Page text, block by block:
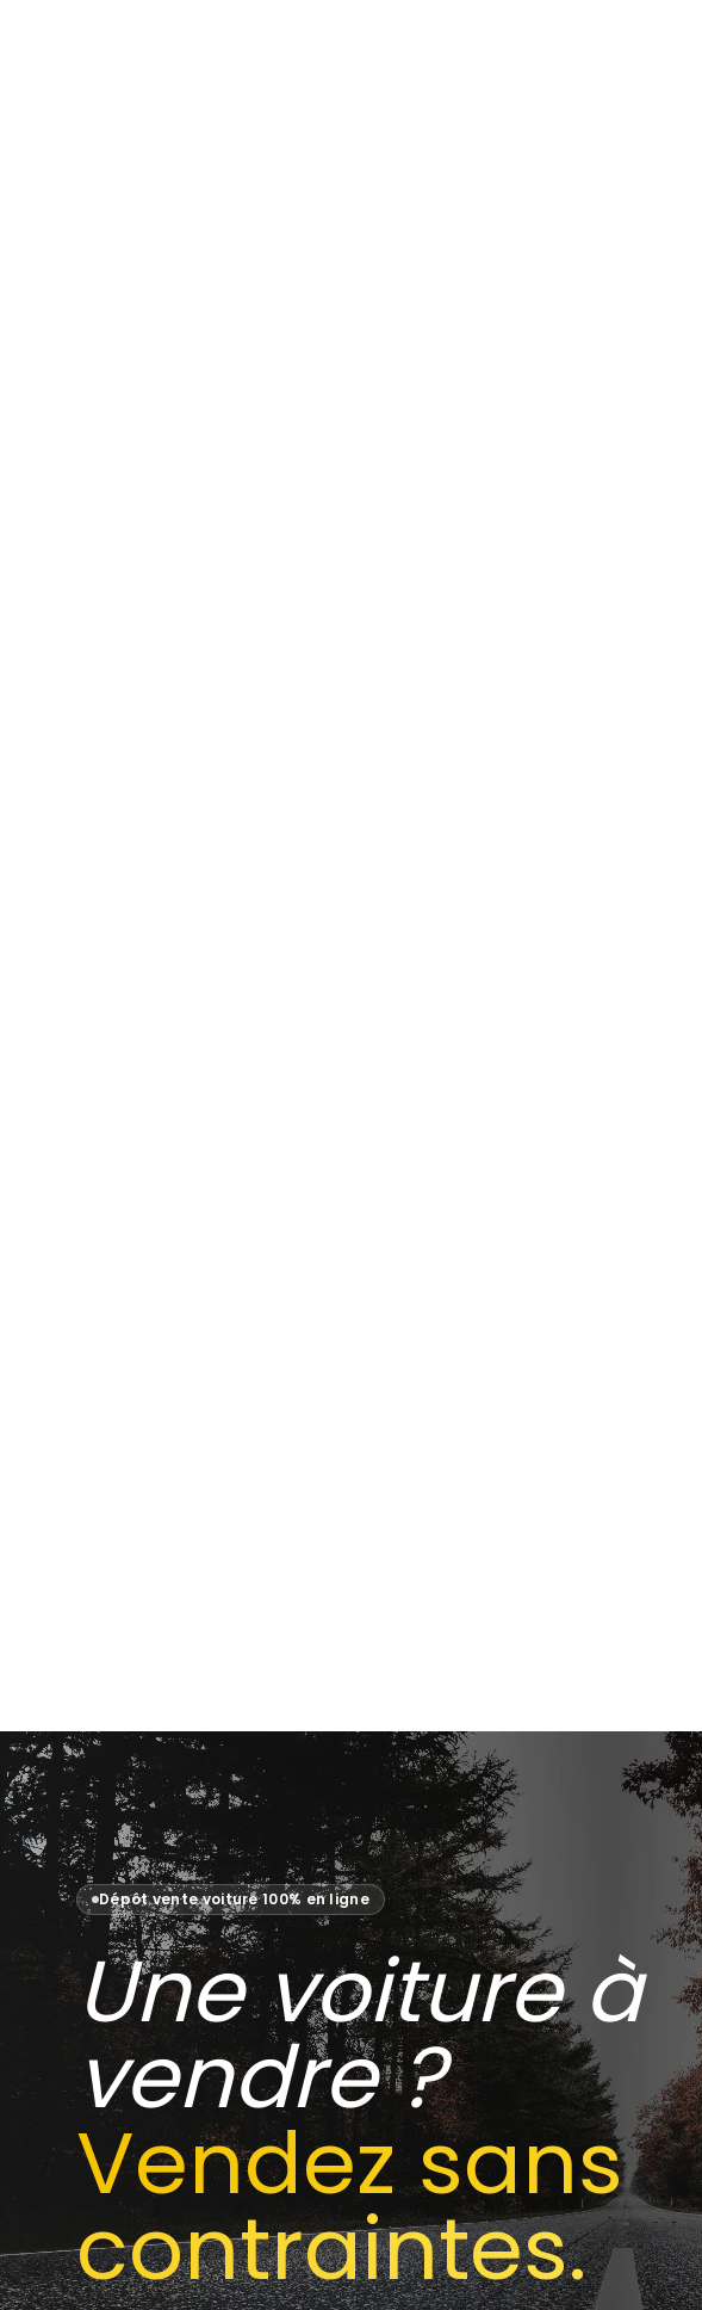
Dépôt vente voiture 100% en ligne
Une voiture à
vendre ?
Vendez sans
contraintes.